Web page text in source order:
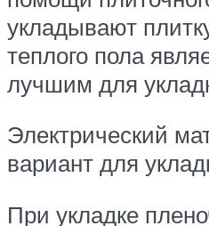
укладывают
теплого пола
лучшим для
Электрический
вариант для
При укладке